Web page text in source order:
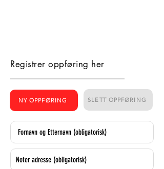
Registrer oppføring her
NY OPPFØRING SLETT OPPFØRING